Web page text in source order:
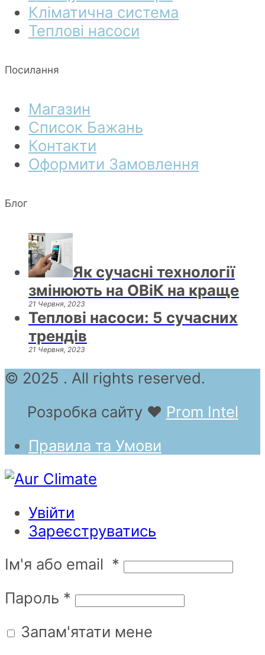
Кліматична система
Теплові насоси
Посилання
Магазин
Список Бажань
Контакти
Оформити Замовлення
Блог
Як сучасні технології
змінюють на ОВіК на краще
21 Червня, 2023
Теплові насоси: 5 сучасних
трендів
21 Червня, 2023
© 2025 . All rights reserved.
Розробка сайту ❤ Prom Intel
Правила та Умови
Увійти
Зареєструватись
Ім'я або email *
Пароль *
Запам'ятати мене